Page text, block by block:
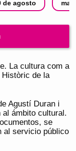
de agosto
La cultura com a
de la
Agustí Duran i
al ámbito cultural.
se
al servicio público